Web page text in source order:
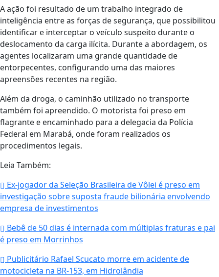
A ação foi resultado de um trabalho integrado de
inteligência entre as forças de segurança, que possibilitou
identificar e interceptar o veículo suspeito durante o
deslocamento da carga ilícita. Durante a abordagem, os
agentes localizaram uma grande quantidade de
entorpecentes, configurando uma das maiores
apreensões recentes na região.
Além da droga, o caminhão utilizado no transporte
também foi apreendido. O motorista foi preso em
flagrante e encaminhado para a delegacia da Polícia
Federal em Marabá, onde foram realizados os
procedimentos legais.
Leia Também:
Ex-jogador da Seleção Brasileira de Vôlei é preso em
investigação sobre suposta fraude bilionária envolvendo
empresa de investimentos
Bebê de 50 dias é internada com múltiplas fraturas e pai
é preso em Morrinhos
Publicitário Rafael Scucato morre em acidente de
motocicleta na BR-153, em Hidrolândia